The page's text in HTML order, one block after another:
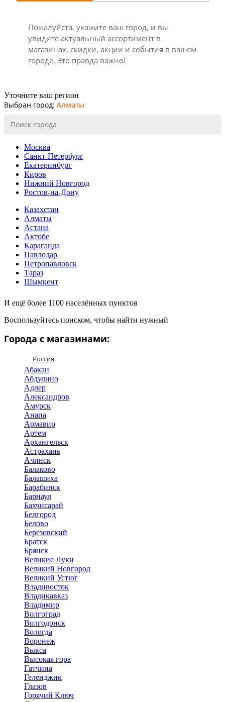
Пожалуйста, укажите ваш город, и вы
увидите актуальный ассортимент в
магазинах, скидки, акции и события в вашем
городе. Это правда важно!
Уточните ваш регион
Выбран город: Алматы
Москва
Санкт-Петербург
Екатеринбург
Киров
Нижний Новгород
Ростов-на-Дону
Казахстан
Алматы
Астана
Актобе
Караганда
Павлодар
Петропавловск
Тараз
Шымкент
И ещё более 1100 населённых пунктов
Воспользуйтесь поиском, чтобы найти нужный
Города с магазинами:
Россия
Абакан
Абдулино
Адлер
Александров
Амурск
Анапа
Армавир
Артем
Архангельск
Астрахань
Ачинск
Балаково
Балашиха
Барабинск
Барнаул
Бахчисарай
Белгород
Белово
Березовский
Братск
Брянск
Великие Луки
Великий Новгород
Великий Устюг
Владивосток
Владикавказ
Владимир
Волгоград
Волгодонск
Вологда
Воронеж
Выкса
Высокая гора
Гатчина
Геленджик
Глазов
Горячий Ключ